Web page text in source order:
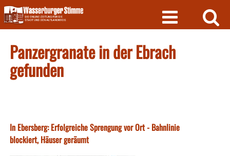
Skip
to
content
Panzergranate in der Ebrach
gefunden
In Ebersberg: Erfolgreiche Sprengung vor Ort - Bahnlinie
blockiert, Häuser geräumt